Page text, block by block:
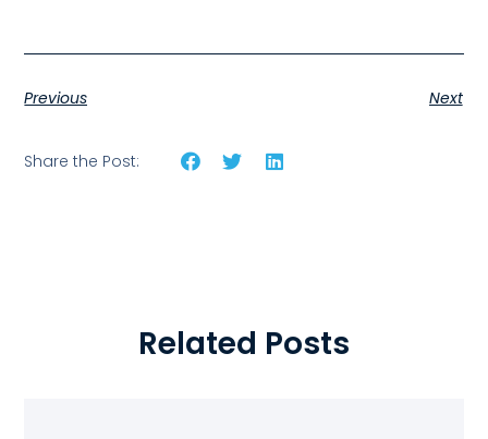
Previous Next
Share the Post:
Related Posts